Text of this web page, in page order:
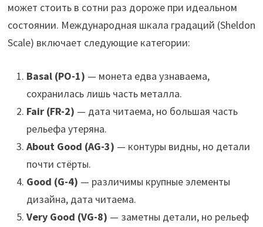
может стоить в сотни раз дороже при идеальном
состоянии. Международная шкала градаций (Sheldon
Scale) включает следующие категории:
Basal (PO-1) — монета едва узнаваема,
сохранилась лишь часть металла.
Fair (FR-2) — дата читаема, но большая часть
рельефа утеряна.
About Good (AG-3) — контуры видны, но детали
почти стёрты.
Good (G-4) — различимы крупные элементы
дизайна, дата читаема.
Very Good (VG-8) — заметны детали, но рельеф